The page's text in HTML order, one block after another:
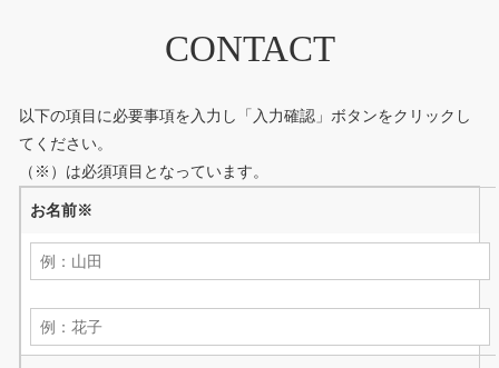
CONTACT
以下の項目に必要事項を入力し「入力確認」ボタンをクリックし
てください。
（ ※ ）は必須項目となっています。
お名前※